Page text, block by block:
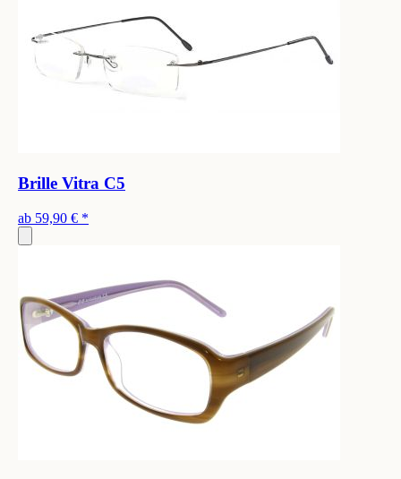
Brille Vitra C5
ab 59,90 € *